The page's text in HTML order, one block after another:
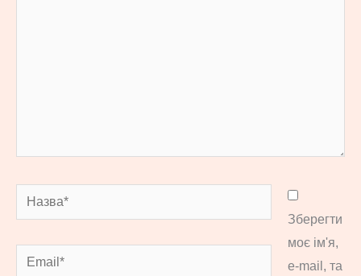
Назва*
Email*
Зберегти
моє ім'я,
e-mail, та